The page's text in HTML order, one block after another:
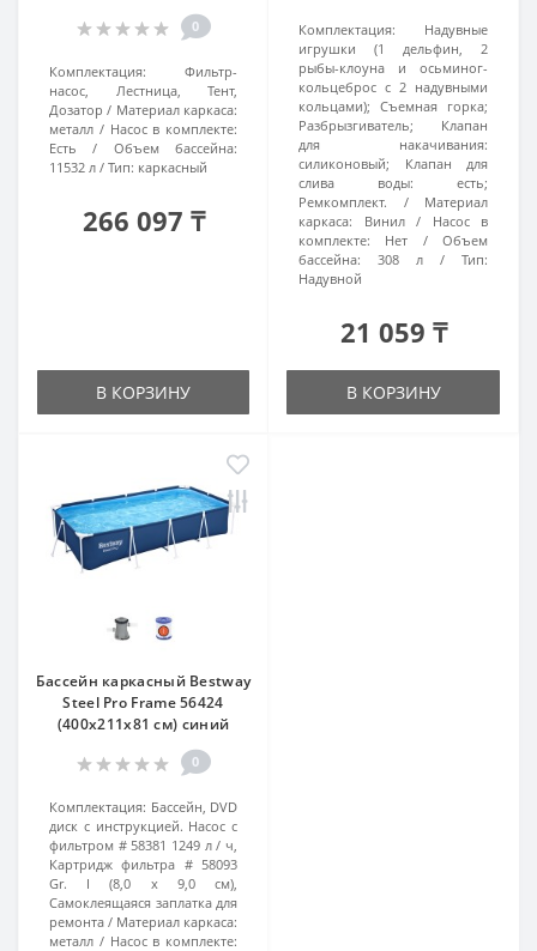
0
Комплектация:
Фильтр-
насос, Лестница, Тент,
Дозатор
Материал каркаса:
металл
Насос в комплекте:
Есть
Объем бассейна:
11532 л
Тип: каркасный
266 097 ₸
В КОРЗИНУ
Комплектация:
Надувные
игрушки (1 дельфин, 2
рыбы-клоуна и осьминог-
кольцеброс с 2 надувными
кольцами); Съемная горка;
Разбрызгиватель; Клапан
для накачивания:
силиконовый; Клапан для
слива воды: есть;
Ремкомплект.
Материал
каркаса:
Винил
Насос в
комплекте:
Нет
Объем
бассейна:
308 л
Тип:
Надувной
21 059 ₸
В КОРЗИНУ
Бассейн каркасный Bestway
Steel Pro Frame 56424
(400х211х81 см) синий
0
Комплектация: Бассейн, DVD
диск с инструкцией. Насос с
фильтром # 58381 1249 л / ч,
Картридж фильтра # 58093
Gr. I (8,0 х 9,0 см),
Самоклеящаяся заплатка для
ремонта
Материал каркаса:
металл
Насос в комплекте: